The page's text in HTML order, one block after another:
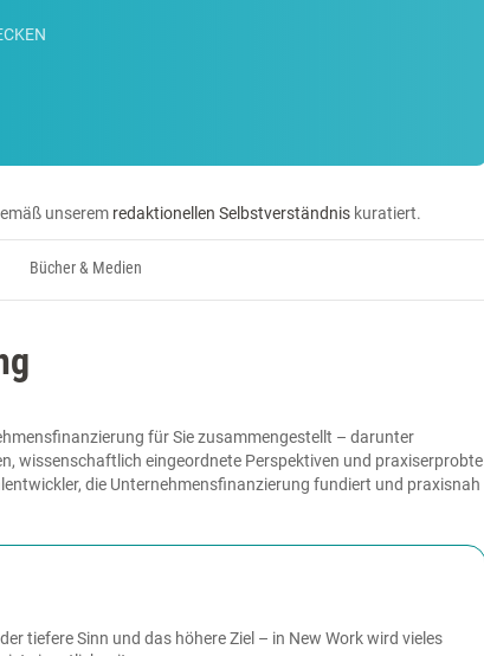
unserem redaktionellen Selbstverständnis kuratiert.
Bücher & Medien
für Sie zusammengestellt – darunter
wissenschaftlich eingeordnete Perspektiven und praxiserprobte
die Unternehmensfinanzierung fundiert und praxisnah
tiefere Sinn und das höhere Ziel – in New Work wird vieles